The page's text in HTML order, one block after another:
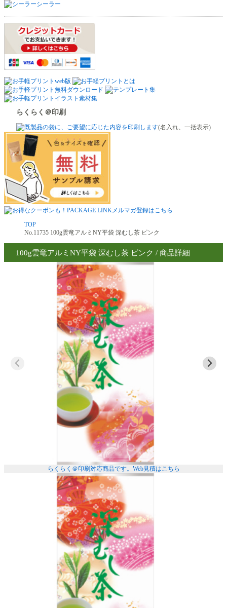
シーラー
らくらく＠印刷
(名入れ、一括表示)
TOP
No.11735 100g雲竜アルミNY平袋 深むし茶 ピンク
100g雲竜アルミNY平袋 深むし茶 ピンク / 商品詳細
らくらく＠印刷対応商品です。 Web見積はこちら